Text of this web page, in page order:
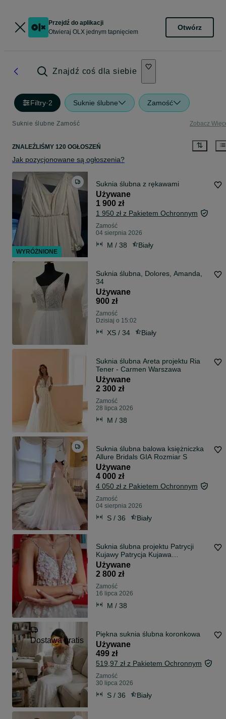
Przejdź do aplikacji
Otwieraj OLX jednym tapnięciem
Otwórz
Znajdź coś dla siebie
Filtry·2 Suknie ślubne Zamość
Suknie ślubne Zamość Zobacz
ZNALEŹLIŚMY 120 OGŁOSZEŃ
Jak pozycjonowane są ogłoszenia?
Suknia ślubna z rękawami
Używane
1 900 zł
1 950 zł z Pakietem Ochronnym
Zamość
04 sierpnia 2026
M / 38 Biały
Suknia ślubna, Dolores, Amanda,
34
Używane
900 zł
Zamość
Dzisiaj o 15:02
XS / 34 Biały
Suknia ślubna Areta projektu Ria
Tener - Carmen Warszawa
Używane
2 300 zł
Zamość
28 lipca 2026
M / 38
Suknia ślubna balowa księżniczka
Allure Bridals GIA Rozmiar S
Używane
4 000 zł
4 050 zł z Pakietem Ochronnym
Zamość
04 sierpnia 2026
S / 36 Biały
Suknia ślubna projektu Patrycji
Kujawy Patrycja Kujawa
projektantka
Używane
2 800 zł
Zamość
16 lipca 2026
M / 38
Dostawa gratis
Piękna suknia ślubna koronkowa
Używane
499 zł
519,97 zł z Pakietem Ochronnym
Zamość
30 lipca 2026
S / 36 Biały
WYRÓŻNIONE